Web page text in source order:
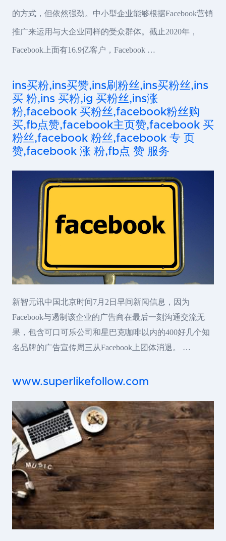
的方式，但依然强劲。中小型企业能够根据Facebook营销
推广来运用与大企业同样的受众群体。截止2020年，
Facebook上面有16.9亿客户，Facebook …
ins买粉,ins买赞,ins刷粉丝,ins买粉丝,ins
买 粉,ins 买粉,ig 买粉丝,ins涨
粉,facebook 买粉丝,facebook粉丝购
买,fb点赞,facebook主页赞,facebook 买
粉丝,facebook 粉丝,facebook 专 页
赞,facebook 涨 粉,fb点 赞 服务
新智元讯中国北京时间7月2日早间新闻信息，因为
Facebook与遏制该企业的广告商在最后一刻沟通交流无
果，包含可口可乐公司和星巴克咖啡以内的400好几个知
名品牌的广告宣传周三从Facebook上团体消退。 …
www.superlikefollow.com